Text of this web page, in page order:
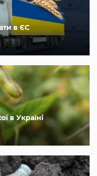
в ЄС
в Україні